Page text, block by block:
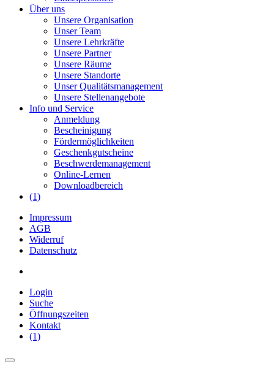
Über uns
Unsere Organisation
Unser Team
Unsere Lehrkräfte
Unsere Partner
Unsere Räume
Unsere Standorte
Unser Qualitätsmanagement
Unsere Stellenangebote
Info und Service
Anmeldung
Bescheinigung
Fördermöglichkeiten
Geschenkgutscheine
Beschwerdemanagement
Online-Lernen
Downloadbereich
(1)
Impressum
AGB
Widerruf
Datenschutz
Login
Suche
Öffnungszeiten
Kontakt
(1)